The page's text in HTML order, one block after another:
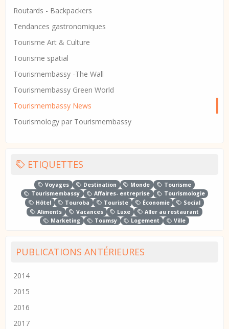
Routards - Backpackers
Tendances gastronomiques
Tourisme Art & Culture
Tourisme spatial
Tourismembassy -The Wall
Tourismembassy Green World
Tourismembassy News
Tourismology par Tourismembassy
ETIQUETTES
Voyages Destination Monde
Tourisme
Tourismembassy
Affaires- entreprise
Tourismologie
Hôtel
Touroba Touriste Économie
Social
Aliments
Vacances Luxe
Aller au restaurant
Marketing
Toumsy Logement Ville
PUBLICATIONS ANTÉRIEURES
2014
2015
2016
2017